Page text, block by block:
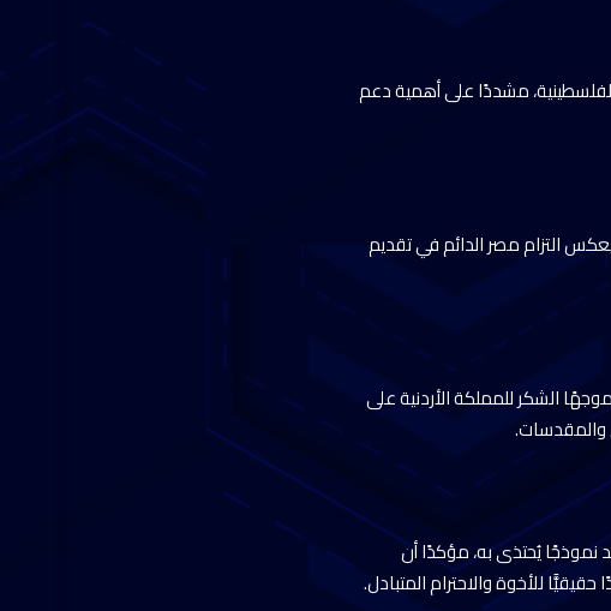
مشددًا على أهمية دعم
وهو ما يعكس التزام مصر الدائم في تقديم
الشكر للمملكة الأردنية على
والمقدسات.
نموذجًا يُحتذى به، مؤكدًا أن
للأخوة والاحترام المتبادل.